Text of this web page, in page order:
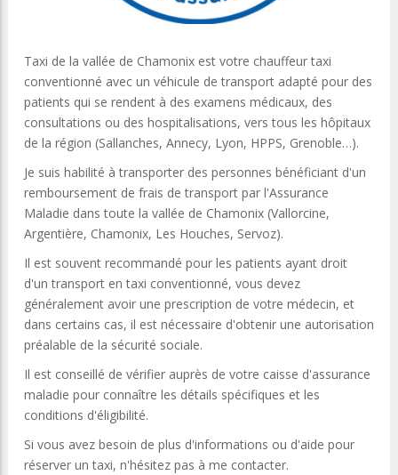
Taxi de la vallée de Chamonix est votre chauffeur taxi
conventionné avec un véhicule de transport adapté pour des
patients qui se rendent à des examens médicaux, des
consultations ou des hospitalisations, vers tous les hôpitaux
de la région (Sallanches, Annecy, Lyon, HPPS, Grenoble…).
Je suis habilité à transporter des personnes bénéficiant d'un
remboursement de frais de transport par l'Assurance
Maladie dans toute la vallée de Chamonix (Vallorcine,
Argentière, Chamonix, Les Houches, Servoz).
Il est souvent recommandé pour les patients ayant droit
d'un transport en taxi conventionné, vous devez
généralement avoir une prescription de votre médecin, et
dans certains cas, il est nécessaire d'obtenir une autorisation
préalable de la sécurité sociale.
Il est conseillé de vérifier auprès de votre caisse d'assurance
maladie pour connaître les détails spécifiques et les
conditions d'éligibilité.
Si vous avez besoin de plus d'informations ou d'aide pour
réserver un taxi, n'hésitez pas à me contacter.